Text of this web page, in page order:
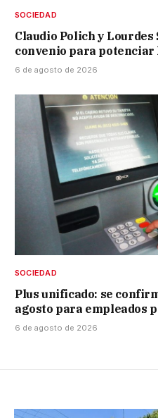
SOCIEDAD
Claudio Polich y
convenio para
6 de agosto de 2026
SOCIEDAD
Plus unificado: se
agosto para empleados
6 de agosto de 2026